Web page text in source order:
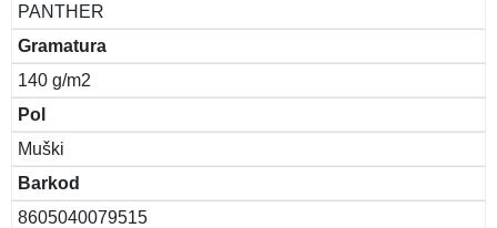
PANTHER
Gramatura
140 g/m2
Pol
Muški
Barkod
8605040079515